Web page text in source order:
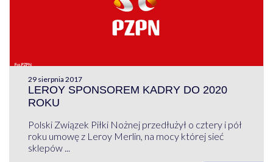
29 sierpnia 2017
LEROY SPONSOREM KADRY DO 2020
ROKU
Polski Związek Piłki Nożnej przedłużył o cztery i pół
roku umowę z Leroy Merlin, na mocy której sieć
sklepów ...